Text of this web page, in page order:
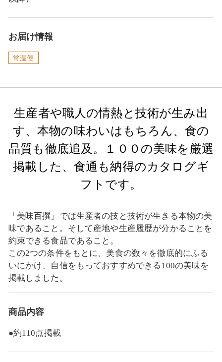
お届け情報
常温便
生産者や職人の情熱と技術が生み出
す、本物の味わいはもちろん、食の
品質も徹底追及。１００の美味を厳選
掲載した、食通も納得のカタログギ
フトです。
「美味百撰」では生産者の技と技術が生きる本物の美
味であること。そして産地や生産履歴が分かることを
約束できる食品であること。
この2つの条件をもとに、美食の数々を徹底的にふる
いにかけ、自信をもっておすすめできる100の美味を
掲載しました。
商品内容
●約110点掲載